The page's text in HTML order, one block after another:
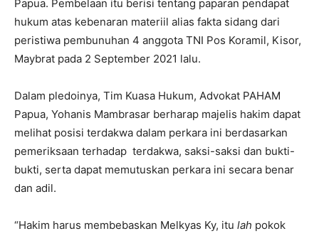
Papua. Pembelaan itu berisi tentang paparan pendapat
hukum atas kebenaran materiil alias fakta sidang dari
peristiwa pembunuhan 4 anggota TNI Pos Koramil, Kisor,
Maybrat pada 2 September 2021 lalu.
Dalam pledoinya, Tim Kuasa Hukum, Advokat PAHAM
Papua, Yohanis Mambrasar berharap majelis hakim dapat
melihat posisi terdakwa dalam perkara ini berdasarkan
pemeriksaan terhadap terdakwa, saksi-saksi dan bukti-
bukti, serta dapat memutuskan perkara ini secara benar
dan adil.
“Hakim harus membebaskan Melkyas Ky, itu lah pokok